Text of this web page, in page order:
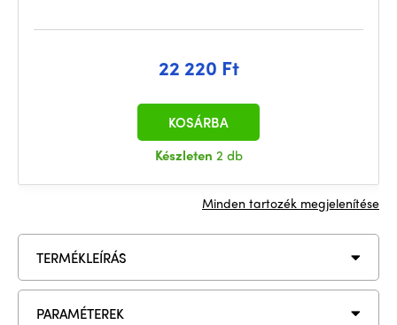
22 220 Ft
Készleten 2 db
KOSÁRBA
Minden tartozék megjelenítése
TERMÉKLEÍRÁS
PARAMÉTEREK